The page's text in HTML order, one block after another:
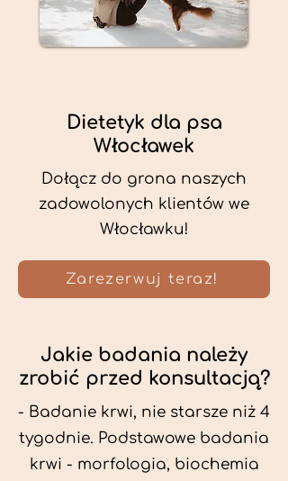
Dietetyk dla psa
Włocławek
Dołącz do grona naszych
zadowolonych klientów we
Włocławku!
Zarezerwuj teraz!
Jakie badania należy
zrobić przed konsultacją?
- Badanie krwi, nie starsze niż 4
tygodnie. Podstawowe badania
krwi - morfologia, biochemia